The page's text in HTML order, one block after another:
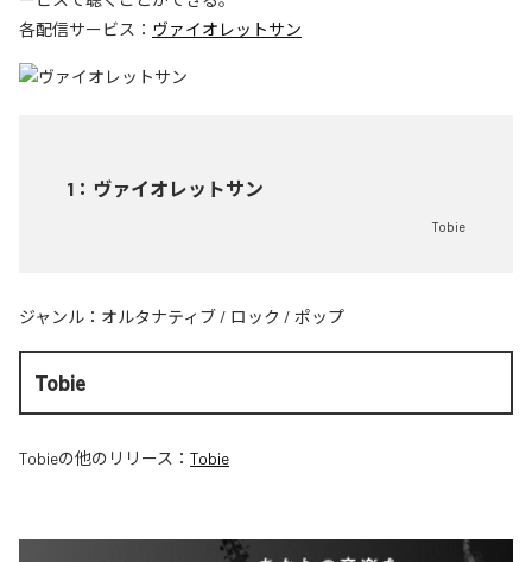
各配信サービス： ヴァイオレットサン
1 ： ヴァイオレットサン
Tobie
ジャンル： オルタナティブ / ロック / ポップ
Tobie
Tobieの他のリリース： Tobie